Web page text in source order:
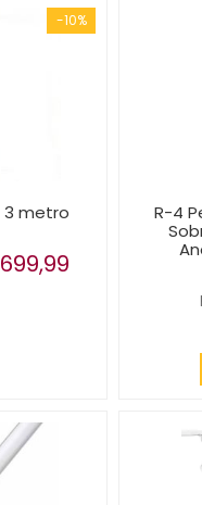
-10%
3 metro
R-4